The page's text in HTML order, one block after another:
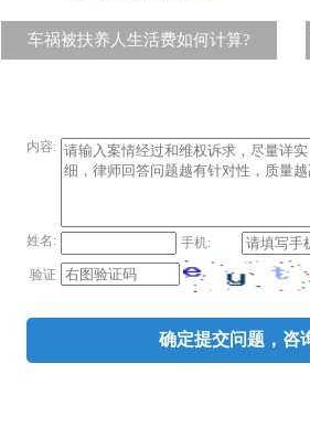
车祸被扶养人生活费如何计算?
内容:
姓名: 手机:
验证